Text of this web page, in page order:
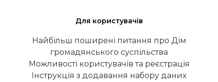
Для користувачів
Найбільш поширені питання про Дім
громадянського суспільства
Можливості користувачів та реєстрація
Інструкція з додавання набору даних